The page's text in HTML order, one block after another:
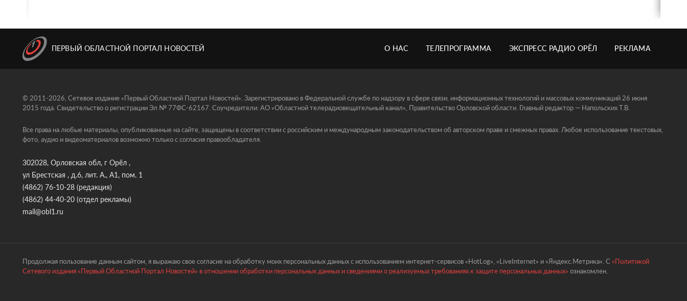
ПЕРВЫЙ ОБЛАСТНОЙ ПОРТАЛ НОВОСТЕЙ О НАС ТЕЛЕПРОГРАММА ЭКСПРЕСС РАДИО ОРЁЛ РЕКЛАМА
© 2011-2026, Сетевое издание «Первый Областной Портал Новостей». Зарегистрировано в Федеральной службе по надзору в сфере связи, информационных технологий и массовых коммуникаций 26 июня
2015 года. Свидетельство о регистрации Эл № 77ФС-62167. Соучредители: АО «Областной телерадиовещательный канал», Правительство Орловской области. Главный редактор — Напольских Т.В.
Все права на любые материалы, опубликованные на сайте, защищены в соответствии с российским и международным законодательством об авторском праве и смежных правах. Любое использование текстовых,
фото, аудио и видеоматериалов возможно только с согласия правообладателя.
302028, Орловская обл, г Орёл ,
ул Брестская , д.6, лит. А., А1, пом. 1
(4862) 76-10-28 (редакция)
(4862) 44-40-20 (отдел рекламы)
mail@obl1.ru
Продолжая пользование данным сайтом, я выражаю свое согласие на обработку моих персональных данных с использованием интернет-сервисов «HotLog», «LiveInternet» и «Яндекс.Метрика». С«Политикой
Сетевого издания «Первый Областной Портал Новостей» в отношении обработки персональных данных и сведениями о реализуемых требованиях к защите персональных данных»ознакомлен.